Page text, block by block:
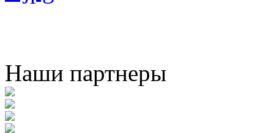
Наши партнеры